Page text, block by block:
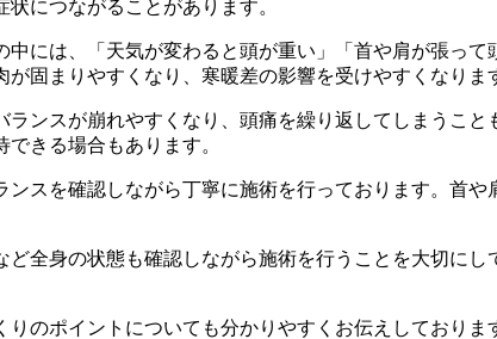
につながることがあります。
には、「天気が変わると頭が重い」「首や肩が張っ
固まりやすくなり、寒暖差の影響を受けやすくなりま
ンスが崩れやすくなり、頭痛を繰り返してしまうこ
きる場合もあります。
スを確認しながら丁寧に施術を行っております。首
全身の状態も確認しながら施術を行うことを大切に
のポイントについても分かりやすくお伝えしており